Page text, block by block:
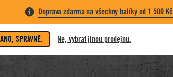
Doprava zdarma na všechny balíky od 1 500 Kč
ANO, SPRÁVNĚ. Ne, vybrat jinou prodejnu.